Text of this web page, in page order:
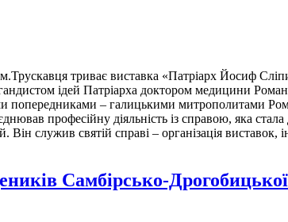
триває виставка «Патріарх Йосиф
ідей Патріарха доктором медицини
попередниками – галицькими митрополитами
професійну діяльність із справою, яка
Він служив святій справі – організація
Самбірсько-Дрогобицької